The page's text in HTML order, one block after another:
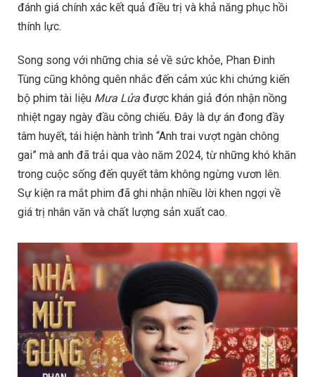
đánh giá chính xác kết quả điều trị và khả năng phục hồi
thính lực.
Song song với những chia sẻ về sức khỏe, Phan Đinh
Tùng cũng không quên nhắc đến cảm xúc khi chứng kiến
bộ phim tài liệu Mưa Lửa được khán giả đón nhận nồng
nhiệt ngay ngày đầu công chiếu. Đây là dự án đong đầy
tâm huyết, tái hiện hành trình “Anh trai vượt ngàn chông
gai” mà anh đã trải qua vào năm 2024, từ những khó khăn
trong cuộc sống đến quyết tâm không ngừng vươn lên.
Sự kiện ra mắt phim đã ghi nhận nhiều lời khen ngợi về
giá trị nhân văn và chất lượng sản xuất cao.